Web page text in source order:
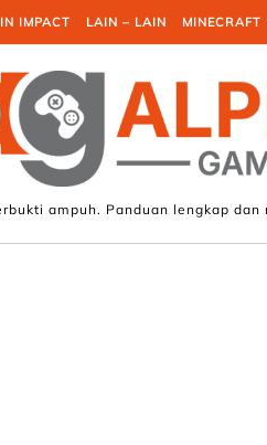
IMPACT LAIN – LAIN MINECRAFT
ampuh. Panduan lengkap